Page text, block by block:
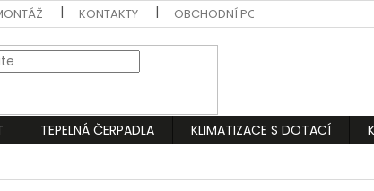
KONTAKTY OBCHODNÍ PODMÍNKY
TEPELNÁ ČERPADLA KLIMATIZACE S DOTACÍ